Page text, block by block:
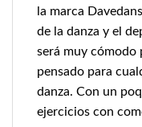
la marca
de la danza y el
será muy cómodo
pensado para
danza. Con un
ejercicios con